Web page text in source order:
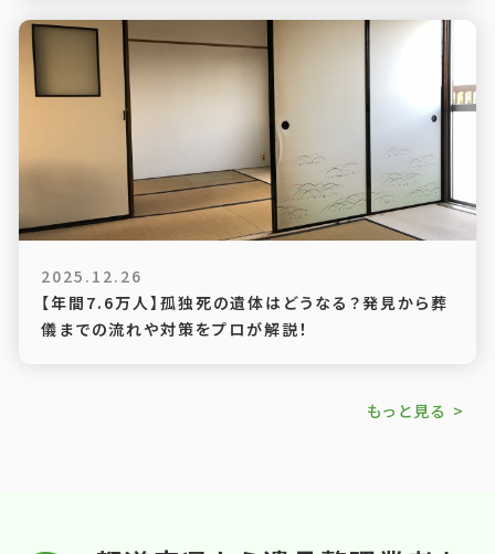
2025.12.26
【年間7.6万人】孤独死の遺体はどうなる？発見から葬
儀までの流れや対策をプロが解説！
もっと見る >